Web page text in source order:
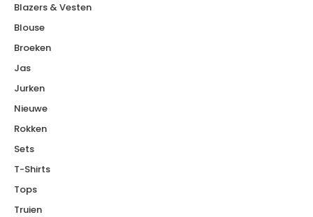
Blazers & Vesten
Blouse
Broeken
Jas
Jurken
Nieuwe
Rokken
Sets
T-Shirts
Tops
Truien